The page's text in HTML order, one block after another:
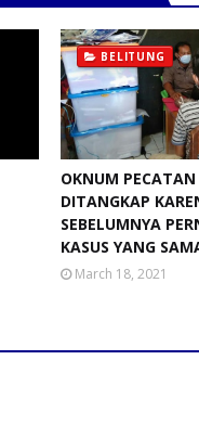
BELITUNG
OKNUM PECATAN
DITANGKAP
SEBELUMNYA
KASUS YANG
March 18, 2021